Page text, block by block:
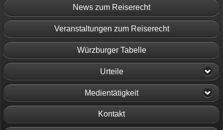
News zum Reiserecht
Veranstaltungen zum Reiserecht
Würzburger Tabelle
Urteile
Medientätigkeit
Kontakt